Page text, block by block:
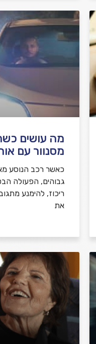
מה עושים
מסנוור עם
כאשר רכב הנוסע
גבוהים, הפעולה
ריכוז, להימנע
את